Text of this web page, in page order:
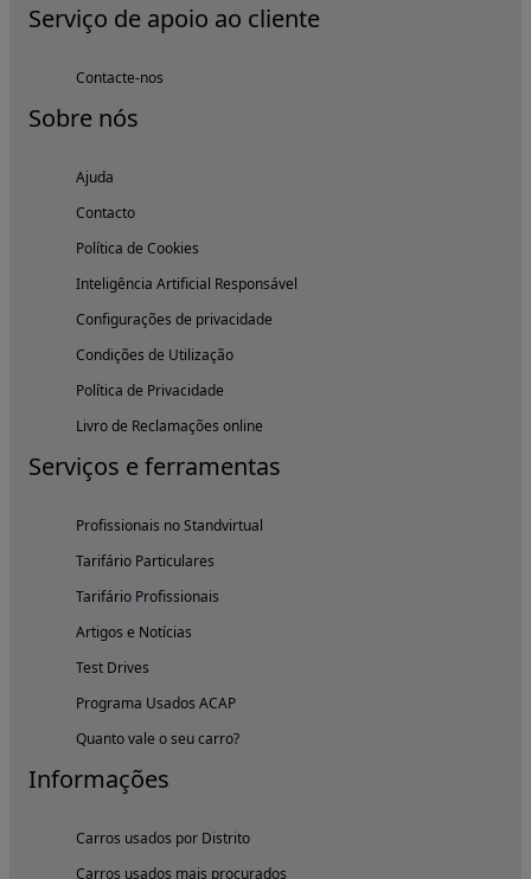
Serviço de apoio ao cliente
Contacte-nos
Sobre nós
Ajuda
Contacto
Política de Cookies
Inteligência Artificial Responsável
Configurações de privacidade
Condições de Utilização
Política de Privacidade
Livro de Reclamações online
Serviços e ferramentas
Profissionais no Standvirtual
Tarifário Particulares
Tarifário Profissionais
Artigos e Notícias
Test Drives
Programa Usados ACAP
Quanto vale o seu carro?
Informações
Carros usados por Distrito
Carros usados mais procurados